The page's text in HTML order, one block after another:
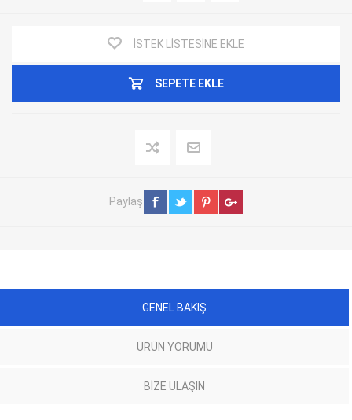
İSTEK LISTESINE EKLE
SEPETE EKLE
Paylaş
GENEL BAKIŞ
ÜRÜN YORUMU
BIZE ULAŞIN